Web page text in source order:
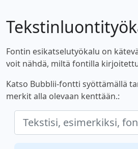
Fontin esikatselutyökalu on
voit nähdä, miltä fontilla
Katso Bubblii-fontti syöttämällä
merkit alla olevaan kenttään.: